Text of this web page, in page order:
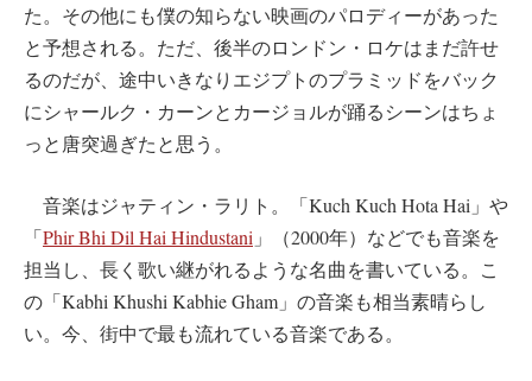
た。その他にも僕の知らない映画のパロディーがあった
と予想される。ただ、後半のロンドン・ロケはまだ許せ
るのだが、途中いきなりエジプトのプラミッドをバック
にシャールク・カーンとカージョルが踊るシーンはちょ
っと唐突過ぎたと思う。
音楽はジャティン・ラリト。「Kuch Kuch Hota Hai」や
「Phir Bhi Dil Hai Hindustani 」（2000年）などでも音楽を
担当し、長く歌い継がれるような名曲を書いている。こ
の「Kabhi Khushi Kabhie Gham」の音楽も相当素晴らし
い。今、街中で最も流れている音楽である。